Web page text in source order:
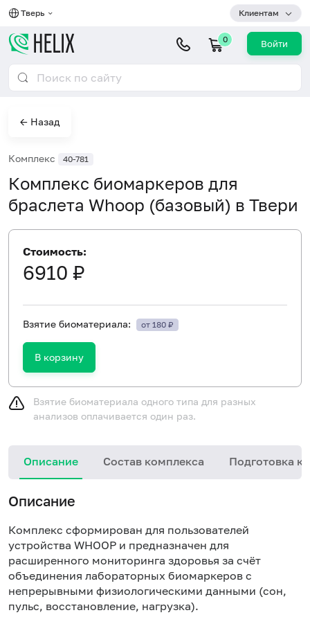
Тверь Клиентам
0 Войти
← Назад
Комплекс 40-781
Комплекс биомаркеров для
браслета Whoop (базовый) в Твери
Стоимость:
6910 ₽
Взятие биоматериала: от 180 ₽
В корзину
Взятие биоматериала одного типа для разных
анализов оплачивается один раз.
Описание Состав комплекса Подготовка к
Описание
Комплекс сформирован для пользователей
устройства WHOOP и предназначен для
расширенного мониторинга здоровья за счёт
объединения лабораторных биомаркеров с
непрерывными физиологическими данными (сон,
пульс, восстановление, нагрузка).